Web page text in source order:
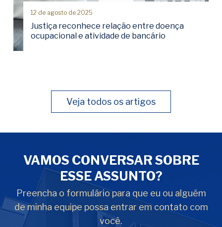
12 de agosto de 2025
Justiça reconhece relação entre doença
ocupacional e atividade de bancário
Veja todos os artigos
VAMOS CONVERSAR SOBRE
ESSE ASSUNTO?
Preencha o formulário para que eu ou alguém
de minha equipe possa entrar em contato com
você.